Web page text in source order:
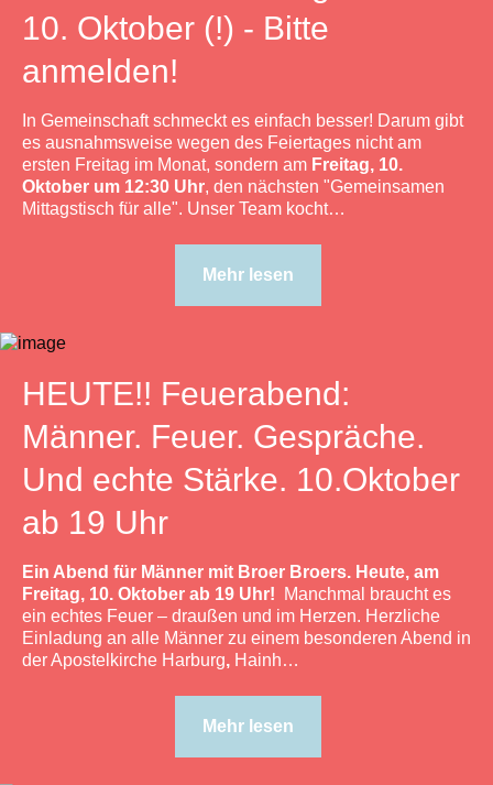
10. Oktober (!) - Bitte
anmelden!
In Gemeinschaft schmeckt es einfach besser! Darum gibt
es ausnahmsweise wegen des Feiertages nicht am
ersten Freitag im Monat, sondern am Freitag, 10.
Oktober um 12:30 Uhr, den nächsten "Gemeinsamen
Mittagstisch für alle". Unser Team kocht…
Mehr lesen
HEUTE!! Feuerabend:
Männer. Feuer. Gespräche.
Und echte Stärke. 10.Oktober
ab 19 Uhr
Ein Abend für Männer mit Broer Broers. Heute, am
Freitag, 10. Oktober ab 19 Uhr!
Manchmal braucht es
ein echtes Feuer – draußen und im Herzen. Herzliche
Einladung an alle Männer zu einem besonderen Abend in
der Apostelkirche Harburg, Hainh…
Mehr lesen